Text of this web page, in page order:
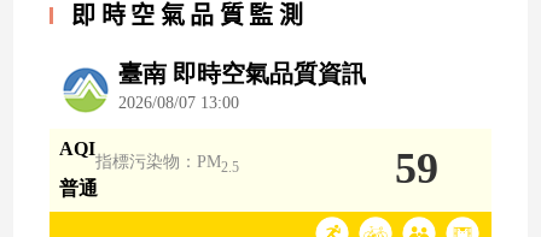
即時空氣品質監測